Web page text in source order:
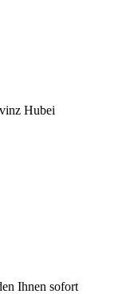
Hubei
Ihnen sofort